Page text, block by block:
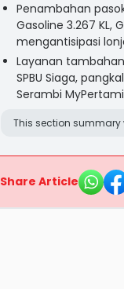
Penambahan
Gasoline 3.267 KL,
mengantisipasi
Layanan
SPBU Siaga,
Serambi
This section
Share Article